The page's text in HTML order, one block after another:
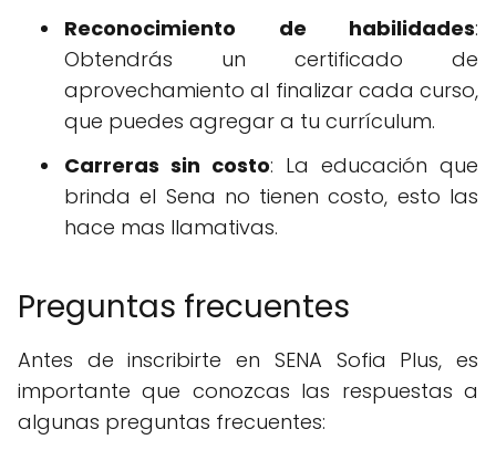
Reconocimiento de habilidades:
Obtendrás un certificado de
aprovechamiento al finalizar cada curso,
que puedes agregar a tu currículum.
Carreras sin costo: La educación que
brinda el Sena no tienen costo, esto las
hace mas llamativas.
Preguntas frecuentes
Antes de inscribirte en SENA Sofia Plus, es
importante que conozcas las respuestas a
algunas preguntas frecuentes: